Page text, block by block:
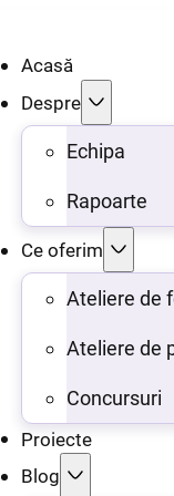
Acasă
Despre
Echipa
Rapoarte
Ce oferim
Ateliere de
Ateliere de
Concursuri
Proiecte
Blog